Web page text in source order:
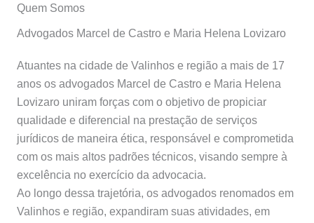
Quem Somos
Advogados Marcel de Castro e Maria Helena Lovizaro
Atuantes na cidade de Valinhos e região a mais de 17
anos os advogados Marcel de Castro e Maria Helena
Lovizaro uniram forças com o objetivo de propiciar
qualidade e diferencial na prestação de serviços
jurídicos de maneira ética, responsável e comprometida
com os mais altos padrões técnicos, visando sempre à
excelência no exercício da advocacia.
Ao longo dessa trajetória, os advogados renomados em
Valinhos e região, expandiram suas atividades, em